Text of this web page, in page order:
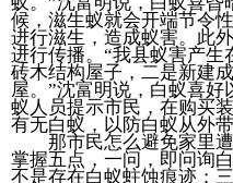
候，滋生蚁就会开端节令
进行滋生，造成蚁害。此
进行传播。“我县蚁害产生
砖木结构屋子，二是新建
屋。”沈富明说，白蚁喜
蚁人员提示市民，在购买
有无白蚁，以防白蚁从外带
那市民怎么避免家里遭
掌握五点，一问，即问询
不是存在白蚁蛀蚀痕迹；